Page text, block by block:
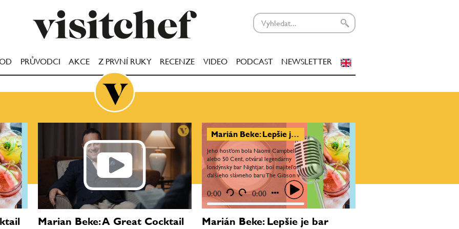
PRŮVODCI AKCE Z PRVNÍ RUKY RECENZE VIDEO PODCAST NEWSLETTER
Marian Beke: A Great Cocktail
Marián Beke: Lepšie je bar zatvoriť, než skrachovať. The Gibson bar bol osem rokov moje bejby
Jeho hosťom bola Naomi Campbell
alebo 50 Cent, otváral legendárny
londýnsky bar Nightjar, bol majiteľom
ďalšieho slávneho baru The Gibson v
Londýne, spolupracoval s najlepšími
barmanmi sveta: Erikom...
0:00 0:00
Marián Beke: Lepšie je bar